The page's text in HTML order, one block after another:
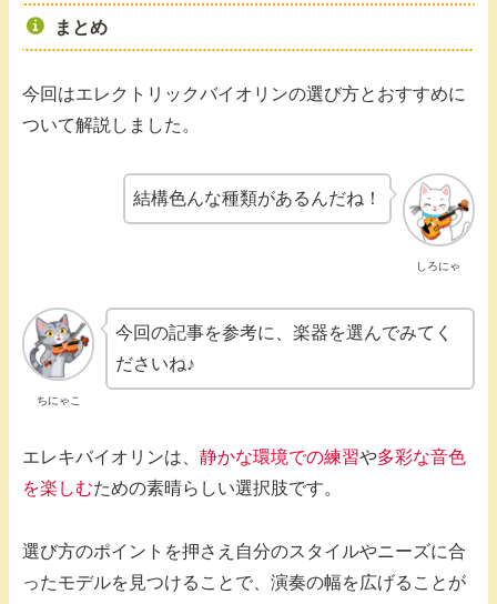
まとめ
今回はエレクトリックバイオリンの選び方とおすすめに
ついて解説しました。
しろにゃ
結構色んな種類があるんだね！
ちにゃこ
今回の記事を参考に、楽器を選んでみてく
ださいね♪
エレキバイオリンは、 静かな環境での練習や多彩な音色
を楽しむための素晴らしい選択肢です。
選び方のポイントを押さえ自分のスタイルやニーズに合
ったモデルを見つけることで、演奏の幅を広げることが